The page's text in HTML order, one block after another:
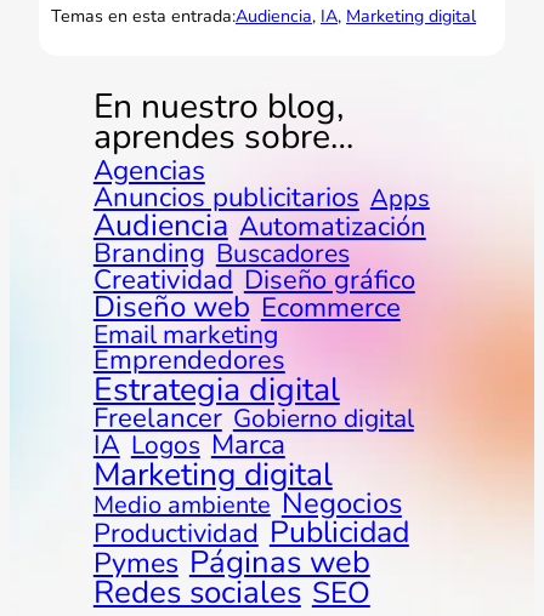
Temas en esta entrada:Audiencia, IA, Marketing digital
En nuestro blog,
aprendes sobre…
Agencias
Anuncios publicitarios Apps
Audiencia Automatización
Branding Buscadores
Creatividad Diseño gráfico
Diseño web Ecommerce
Email marketing
Emprendedores
Estrategia digital
Freelancer Gobierno digital
IA Logos Marca
Marketing digital
Medio ambiente Negocios
Productividad Publicidad
Pymes Páginas web
Redes sociales SEO